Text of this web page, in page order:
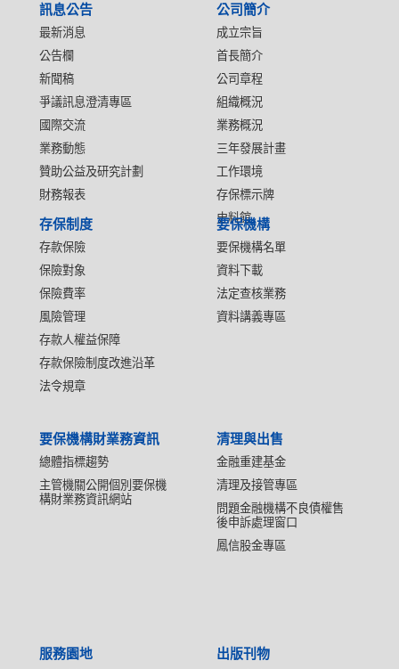
訊息公告
最新消息
公告欄
新聞稿
爭議訊息澄清專區
國際交流
業務動態
贊助公益及研究計劃
財務報表
公司簡介
成立宗旨
首長簡介
公司章程
組織概況
業務概況
三年發展計畫
工作環境
存保標示牌
史料館
存保制度
存款保險
保險對象
保險費率
風險管理
存款人權益保障
存款保險制度改進沿革
法令規章
要保機構
要保機構名單
資料下載
法定查核業務
資料講義專區
要保機構財業務資訊
總體指標趨勢
主管機關公開個別要保機
構財業務資訊網站
清理與出售
金融重建基金
清理及接管專區
問題金融機構不良債權售
後申訴處理窗口
鳳信股金專區
服務園地 出版刊物